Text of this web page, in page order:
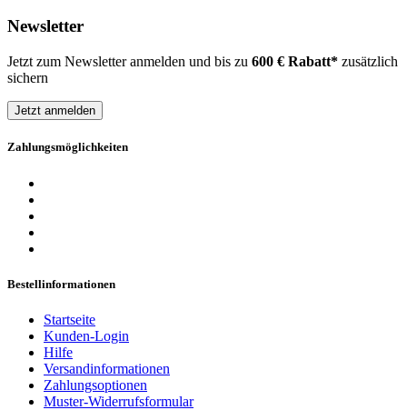
Newsletter
Jetzt zum Newsletter anmelden und bis zu 600 € Rabatt* zusätzlich
sichern
Jetzt anmelden
Zahlungsmöglichkeiten
Bestellinformationen
Startseite
Kunden-Login
Hilfe
Versandinformationen
Zahlungsoptionen
Muster-Widerrufsformular